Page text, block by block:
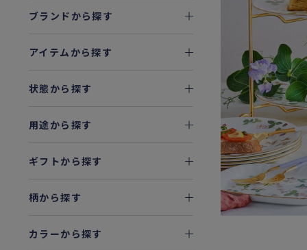
ブランドから探す
アイテムから探す
状態から探す
用途から探す
ギフトから探す
柄から探す
カラーから探す